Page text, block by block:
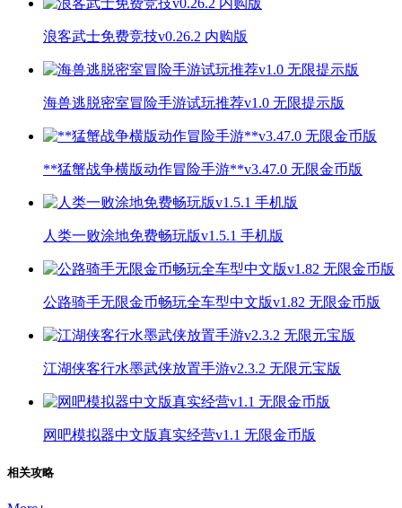
浪客武士免费竞技v0.26.2 内购版
海兽逃脱密室冒险手游试玩推荐v1.0 无限提示版
**猛蟹战争横版动作冒险手游**v3.47.0 无限金币版
人类一败涂地免费畅玩版v1.5.1 手机版
公路骑手无限金币畅玩全车型中文版v1.82 无限金币版
江湖侠客行水墨武侠放置手游v2.3.2 无限元宝版
网吧模拟器中文版真实经营v1.1 无限金币版
相关攻略